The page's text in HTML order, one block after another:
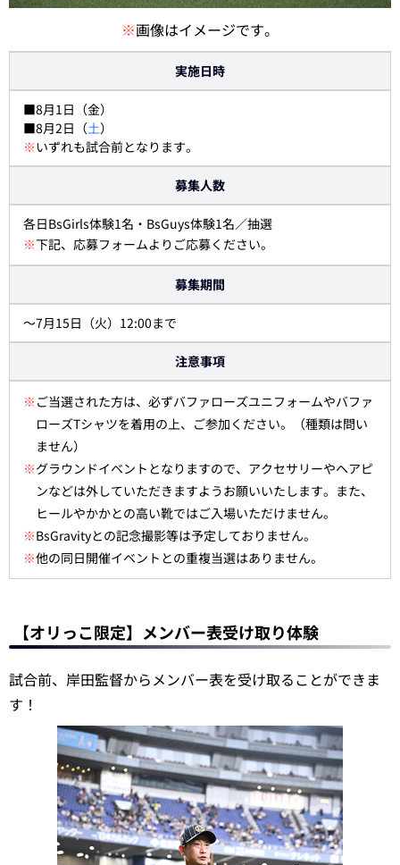
※画像はイメージです。
実施日時
■8月1日（金）
■8月2日（土）
※いずれも試合前となります。
募集人数
各日BsGirls体験1名・BsGuys体験1名／抽選
※下記、応募フォームよりご応募ください。
募集期間
～7月15日（火）12:00まで
注意事項
※ ご当選された方は、必ずバファローズユニフォームやバファ
ローズTシャツを着用の上、ご参加ください。（種類は問い
ません）
※グラウンドイベントとなりますので、アクセサリーやヘアピ
ンなどは外していただきますようお願いいたします。また、
ヒールやかかとの高い靴ではご入場いただけません。
※BsGravityとの記念撮影等は予定しておりません。
※他の同日開催イベントとの重複当選はありません。
【オリっこ限定】メンバー表受け取り体験
試合前、岸田監督からメンバー表を受け取ることができま
す！